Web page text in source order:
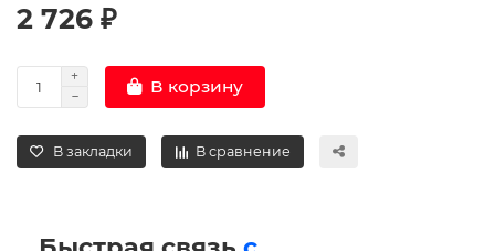
2 726 ₽
В корзину
В закладки В сравнение